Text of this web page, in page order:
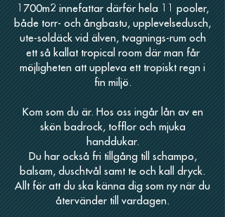
1700m2 innefattar därför hela 11 pooler,
både torr- och ångbastu, upplevelsedusch,
ute-soldäck vid älven, tvagnings-rum och
ett så kallat tropical room där man får
möjligheten att uppleva ett tropiskt regn i
fin miljö.
Kom som du är. Hos oss ingår lån av en
skön badrock, tofflor och mjuka
handdukar.
Du har också fri tillgång till schampo,
balsam, duschtvål samt te och kall dryck.
Allt för att du ska känna dig som ny när du
återvänder till vardagen.